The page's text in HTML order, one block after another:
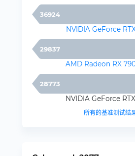
36924
NVIDIA GeForce
29837
AMD Radeon RX
28773
NVIDIA GeForce
所有的基准测试结